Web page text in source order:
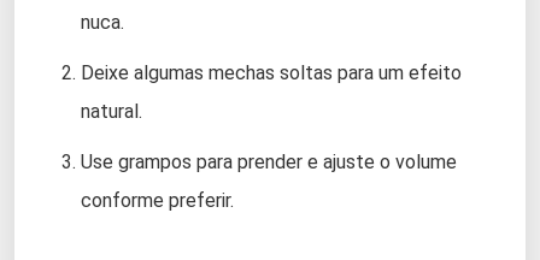
nuca.
Deixe algumas mechas soltas para um efeito
natural.
Use grampos para prender e ajuste o volume
conforme preferir.